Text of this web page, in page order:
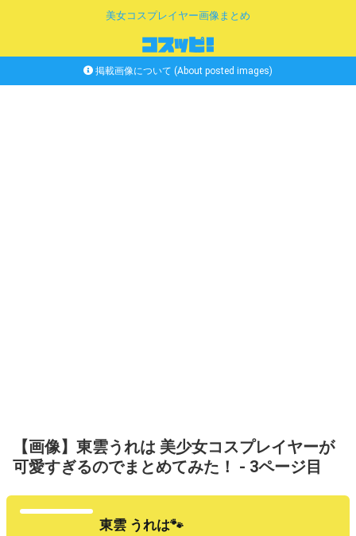
美女コスプレイヤー画像まとめ
掲載画像について (About posted images)
【画像】東雲うれは 美少女コスプレイヤーが
可愛すぎるのでまとめてみた！ - 3ページ目
東雲 うれは🐾